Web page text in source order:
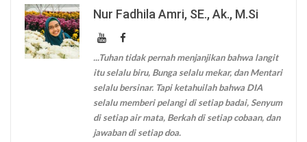
Nur Fadhila Amri, SE., Ak., M.Si
...Tuhan tidak pernah menjanjikan bahwa langit
itu selalu biru, Bunga selalu mekar, dan Mentari
selalu bersinar. Tapi ketahuilah bahwa DIA
selalu memberi pelangi di setiap badai, Senyum
di setiap air mata, Berkah di setiap cobaan, dan
jawaban di setiap doa.